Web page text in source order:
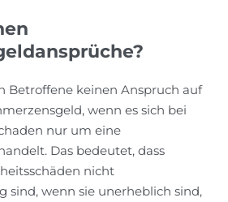
Betroffene keinen Anspruch auf
wenn es sich bei
nur um eine
Das bedeutet, dass
nicht
sind, wenn sie unerheblich sind,